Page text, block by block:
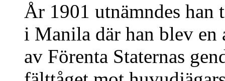
År 1901 utnämndes
i Manila där han blev en
av Förenta Staternas